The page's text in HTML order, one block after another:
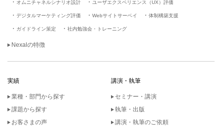
オムニチャネルシナリオ設計 ユーザエクスペリエンス（UX）評価
デジタルマーケティング評価 Webサイトサーベイ 体制構築支援
ガイドライン策定 社内勉強会・トレーニング
Nexalの特徴
実績
業種・部門から探す
課題から探す
お客さまの声
講演・執筆
セミナー・講演
執筆・出版
講演・執筆のご依頼